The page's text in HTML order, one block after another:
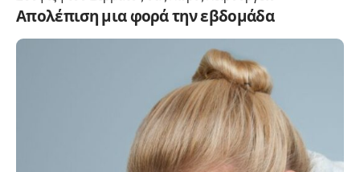
Απολέπιση μια φορά την εβδομάδα